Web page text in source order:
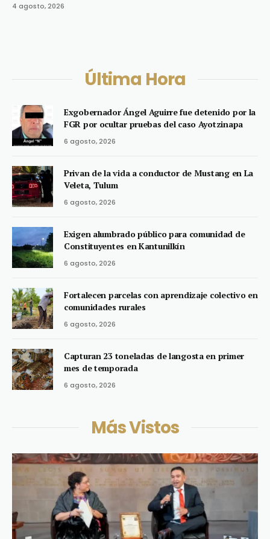
4 agosto, 2026
Última Hora
Exgobernador Ángel Aguirre fue detenido por la
FGR por ocultar pruebas del caso Ayotzinapa
6 agosto, 2026
Privan de la vida a conductor de Mustang en La
Veleta, Tulum
6 agosto, 2026
Exigen alumbrado público para comunidad de
Constituyentes en Kantunilkín
6 agosto, 2026
Fortalecen parcelas con aprendizaje colectivo en
comunidades rurales
6 agosto, 2026
Capturan 23 toneladas de langosta en primer
mes de temporada
6 agosto, 2026
Más Vistos